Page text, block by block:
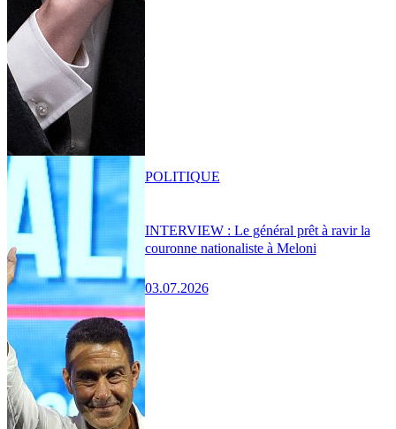
INTERVIEW : Le général prêt à ravir la
couronne nationaliste à Meloni
03.07.2026
POLITIQUE